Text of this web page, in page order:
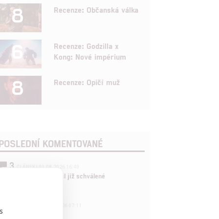
8 Recenze: Občanská válka
6
Recenze: Godzilla x
Kong: Nové impérium
8 Recenze: Opičí muž
KOMENTOVANÉ
3
Marvel nečekaně zrušil již schválené
彈專家